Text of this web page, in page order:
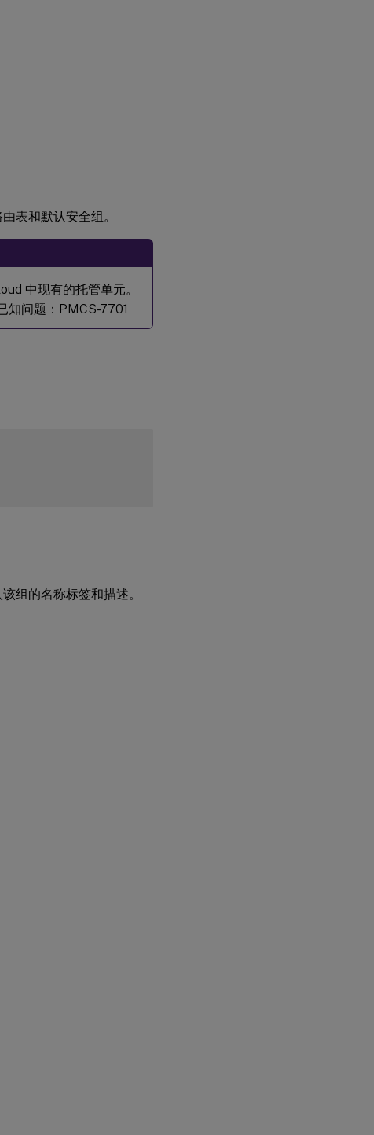
表和默认安全组。
中现有的托管单元。
知问题：PMCS-7701
该组的名称标签和描述。